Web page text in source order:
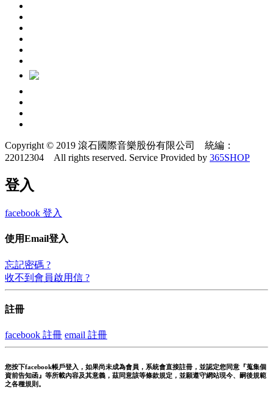
Copyright © 2019 滾石國際音樂股份有限公司 統編：
22012304 All rights reserved. Service Provided by 365SHOP
登入
facebook 登入
使用Email登入
忘記密碼 ?
收不到會員啟用信 ?
註冊
facebook 註冊 email 註冊
您按下facebook帳戶登入，如果尚未成為會員，系統會直接註冊，並認定您同意『蒐集個
資前告知函』等所載內容及其意義，茲同意該等條款規定，並願遵守網站現今、嗣後規範
之各種規則。